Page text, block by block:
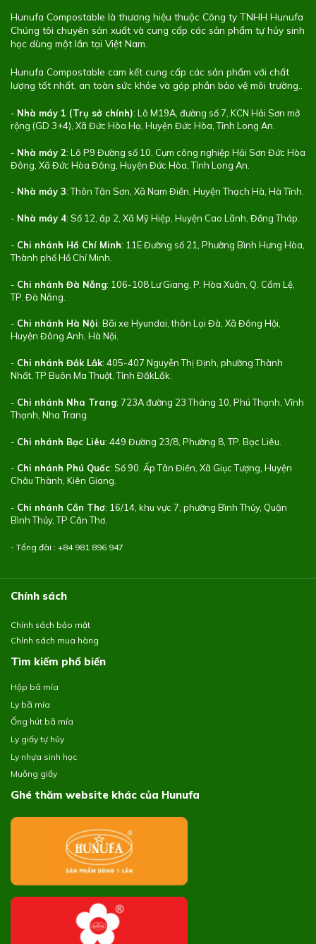
Hunufa Compostable là thương hiệu thuộc Công ty TNHH Hunufa
Chúng tôi chuyên sản xuất và cung cấp các sản phẩm tự hủy sinh
học dùng một lần tại Việt Nam.
Hunufa Compostable cam kết cung cấp các sản phẩm với chất
lượng tốt nhất, an toàn sức khỏe và góp phần bảo vệ môi trường..
- Nhà máy 1 (Trụ sở chính): Lô M19A, đường số 7, KCN Hải Sơn mở
rộng (GD 3+4), Xã Đức Hòa Hạ, Huyện Đức Hòa, Tỉnh Long An.
- Nhà máy 2: Lô P9 Đường số 10, Cụm công nghiệp Hải Sơn Đức Hòa
Đông, Xã Đức Hòa Đông, Huyện Đức Hòa, Tỉnh Long An.
- Nhà máy 3: Thôn Tân Sơn, Xã Nam Điền, Huyện Thạch Hà, Hà Tĩnh.
- Nhà máy 4: Số 12, ấp 2, Xã Mỹ Hiệp, Huyện Cao Lãnh, Đồng Tháp.
- Chi nhánh Hồ Chí Minh: 11E Đường số 21, Phường Bình Hưng Hòa,
Thành phố Hồ Chí Minh.
- Chi nhánh Đà Nẵng: 106-108 Lư Giang, P. Hòa Xuân, Q. Cẩm Lệ,
TP. Đà Nẵng.
- Chi nhánh Hà Nội: Bãi xe Hyundai, thôn Lại Đà, Xã Đông Hội,
Huyện Đông Anh, Hà Nội.
- Chi nhánh Đắk Lắk: 405-407 Nguyễn Thị Định, phường Thành
Nhất, TP Buôn Ma Thuột, Tỉnh ĐắkLắk.
- Chi nhánh Nha Trang: 723A đường 23 Tháng 10, Phú Thạnh, Vĩnh
Thạnh, Nha Trang.
- Chi nhánh Bạc Liêu: 449 Đường 23/8, Phường 8, TP. Bạc Liêu.
- Chi nhánh Phú Quốc: Số 90. Ấp Tân Điền, Xã Giục Tượng, Huyện
Châu Thành, Kiên Giang.
- Chi nhánh Cần Thơ: 16/14, khu vực 7, phường Bình Thủy, Quận
Bình Thủy, TP Cần Thơ.
- Tổng đài : +84 981 896 947
Chính sách
Chính sách bảo mật
Chính sách mua hàng
Tìm kiếm phổ biến
Hộp bã mía
Ly bã mía
Ống hút bã mía
Ly giấy tự hủy
Ly nhựa sinh học
Muỗng giấy
Ghé thăm website khác của Hunufa